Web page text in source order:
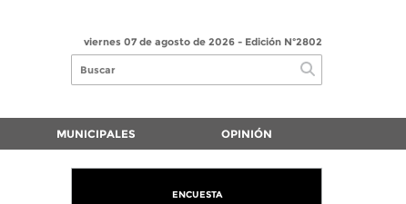
viernes 07 de agosto de 2026 - Edición Nº2802
MUNICIPALES OPINIÓN
ENCUESTA